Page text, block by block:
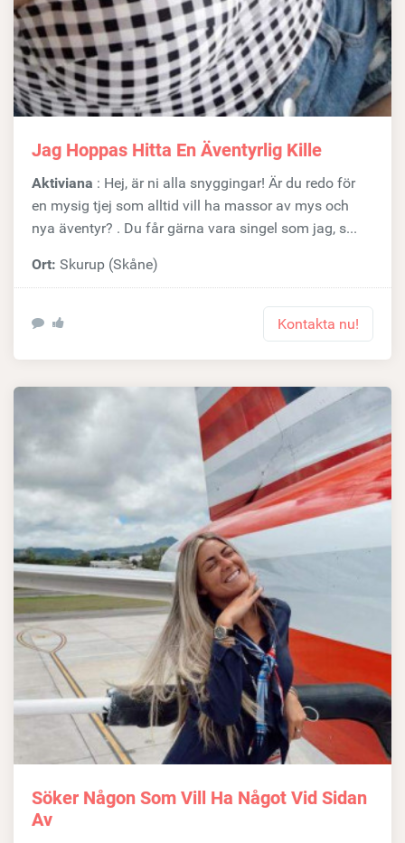
Jag Hoppas Hitta En Äventyrlig Kille
Aktiviana : Hej, är ni alla snyggingar! Är du redo för
en mysig tjej som alltid vill ha massor av mys och
nya äventyr? . Du får gärna vara singel som jag, s...
Ort: Skurup (Skåne)
Kontakta nu!
Söker Någon Som Vill Ha Något Vid Sidan
Av